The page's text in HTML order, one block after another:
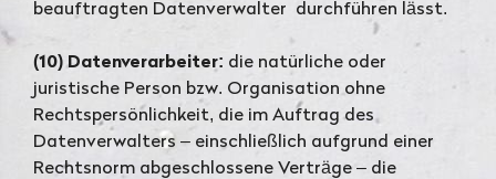
beauftragten Datenverwalter durchführen lässt.
(10) Datenverarbeiter: die natürliche oder
juristische Person bzw. Organisation ohne
Rechtspersönlichkeit, die im Auftrag des
Datenverwalters – einschließlich aufgrund einer
Rechtsnorm abgeschlossene Verträge – die